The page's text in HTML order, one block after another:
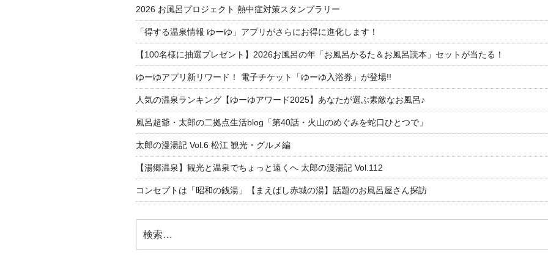
2026 お風呂プロジェクト 熱中症対策スタンプラリー
「得する温泉情報 ゆーゆ」アプリがさらにお得に進化します！
【100名様に抽選プレゼント】2026お風呂の年「お風呂かるた＆お風呂読本」セットが当たる！
ゆーゆアプリ新リワード！ 電子チケット「ゆーゆ入浴券」が登場!!
人気の温泉ランキング【ゆーゆアワード2025】あなたが選ぶ素敵なお風呂♪
風呂超爺・太郎の二拠点生活blog「第40話・火山のめぐみを蛇口ひとつで」
太郎の漫湯記 Vol.6 松江 観光・グルメ編
【湯郷温泉】観光と温泉でちょっと遠くへ 太郎の漫湯記 Vol.112
コンセプトは「昭和の銭湯」【まえばし赤城の湯】話題のお風呂屋さん探訪
索: